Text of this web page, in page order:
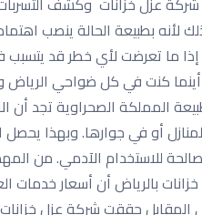
بطبيعة الحالة ينصب
ما تعرضت لأي خطر قد يتسبب
أينما كنت في كل ضواحي
ولكن بسبب طبيعة المملكة الصحراوية
أو في جوارها. وبهذا
للاستخدام الآدمي. من
بالرياض أن أسعار خدمات
المقابل حققت شركة عزل خزانات